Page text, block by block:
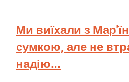
Ми виїхали з
сумкою, але не
надію...